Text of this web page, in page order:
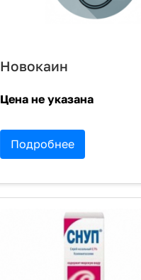
Новокаин
Цена не указана
Подробнее